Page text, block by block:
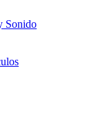
Sonido